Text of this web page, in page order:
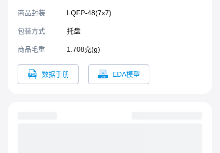
商品封装 LQFP-48(7x7)​
包装方式 托盘
商品毛重 1.708克(g)
数据手册 EDA模型